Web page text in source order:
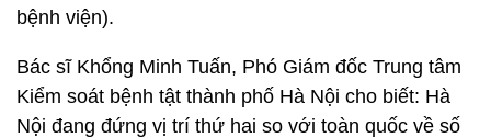
bệnh viện).
Bác sĩ Khổng Minh Tuấn, Phó Giám đốc Trung tâm
Kiểm soát bệnh tật thành phố Hà Nội cho biết: Hà
Nội đang đứng vị trí thứ hai so với toàn quốc về số